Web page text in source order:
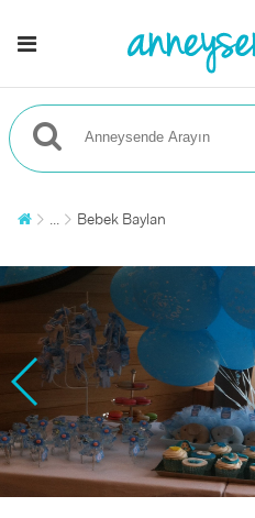
... Bebek Baylan